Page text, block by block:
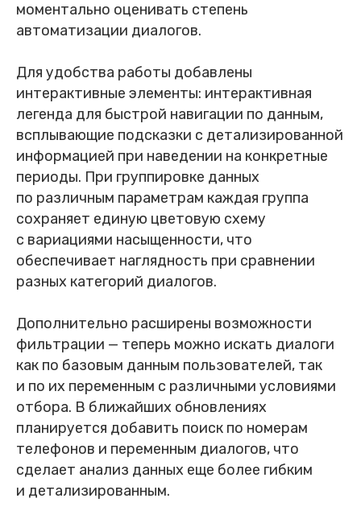
моментально оценивать степень
автоматизации диалогов.
Для удобства работы добавлены
интерактивные элементы: интерактивная
легенда для быстрой навигации по данным,
всплывающие подсказки с детализированной
информацией при наведении на конкретные
периоды. При группировке данных
по различным параметрам каждая группа
сохраняет единую цветовую схему
с вариациями насыщенности, что
обеспечивает наглядность при сравнении
разных категорий диалогов.
Дополнительно расширены возможности
фильтрации — теперь можно искать диалоги
как по базовым данным пользователей, так
и по их переменным с различными условиями
отбора. В ближайших обновлениях
планируется добавить поиск по номерам
телефонов и переменным диалогов, что
сделает анализ данных еще более гибким
и детализированным.